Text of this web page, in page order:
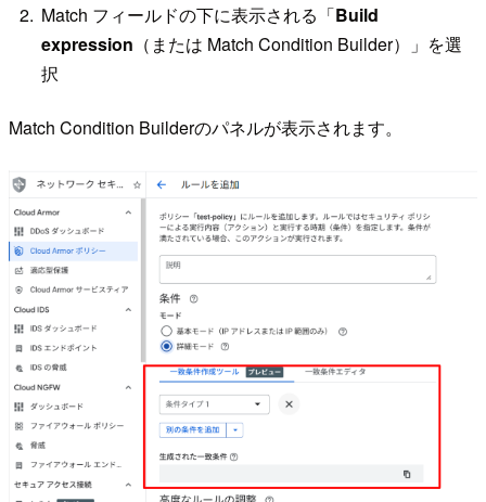
Match フィールドの下に表示される「Build
expression （または Match Condition Builder）」を選
択
Match Condition Builderのパネルが表示されます。